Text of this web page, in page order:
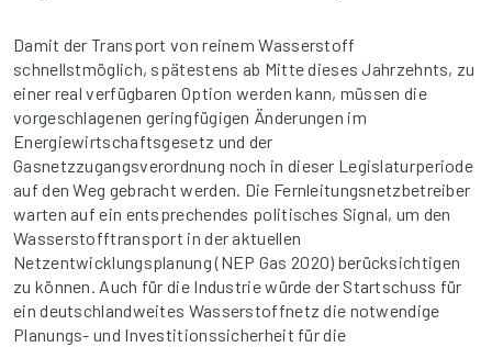
Damit der Transport von reinem Wasserstoff
schnellstmöglich, spätestens ab Mitte dieses Jahrzehnts, zu
einer real verfügbaren Option werden kann, müssen die
vorgeschlagenen geringfügigen Änderungen im
Energiewirtschaftsgesetz und der
Gasnetzzugangsverordnung noch in dieser Legislaturperiode
auf den Weg gebracht werden. Die Fernleitungsnetzbetreiber
warten auf ein entsprechendes politisches Signal, um den
Wasserstofftransport in der aktuellen
Netzentwicklungsplanung (NEP Gas 2020) berücksichtigen
zu können. Auch für die Industrie würde der Startschuss für
ein deutschlandweites Wasserstoffnetz die notwendige
Planungs- und Investitionssicherheit für die